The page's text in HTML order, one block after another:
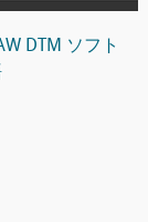
DTM ソフト